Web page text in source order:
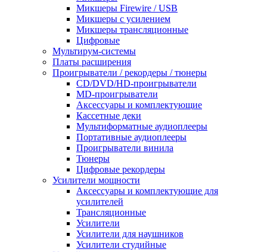
Микшеры Firewire / USB
Микшеры с усилением
Микшеры трансляционные
Цифровые
Мультирум-системы
Платы расширения
Проигрыватели / рекордеры / тюнеры
CD/DVD/HD-проигрыватели
MD-проигрыватели
Аксессуары и комплектующие
Кассетные деки
Мультиформатные аудиоплееры
Портативные аудиоплееры
Проигрыватели винила
Тюнеры
Цифровые рекордеры
Усилители мощности
Аксессуары и комплектующие для
усилителей
Трансляционные
Усилители
Усилители для наушников
Усилители студийные